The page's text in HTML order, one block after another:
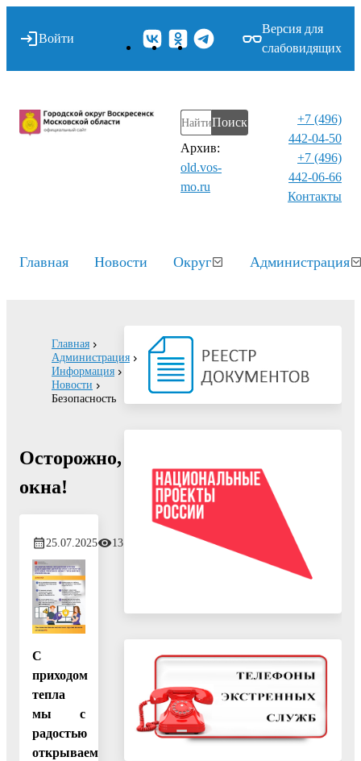
Войти
Версия для
слабовидящих
Поиск
Архив:
old.vos-
mo.ru
+7 (496)
442-04-50
+7 (496)
442-06-66
Контакты⁠
Главная Новости Округ Администрация
Главная
Администрация
Информация
Новости
Безопасность
Осторожно,
окна!
25.07.2025 131
С
приходом
тепла
мы с
радостью
открываем